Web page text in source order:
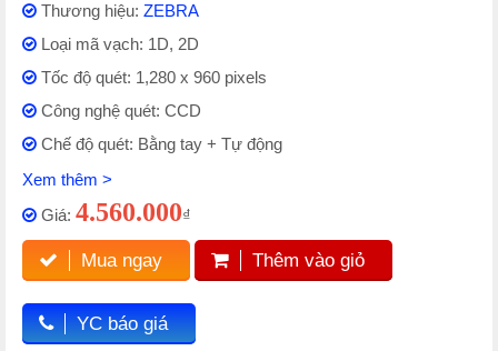
Thương hiệu: ZEBRA
Loại mã vạch: 1D, 2D
Tốc độ quét: 1,280 x 960 pixels
Công nghệ quét: CCD
Chế độ quét: Bằng tay + Tự động
Xem thêm >
Giá: 4.560.000₫
Mua ngay Thêm vào giỏ
YC báo giá